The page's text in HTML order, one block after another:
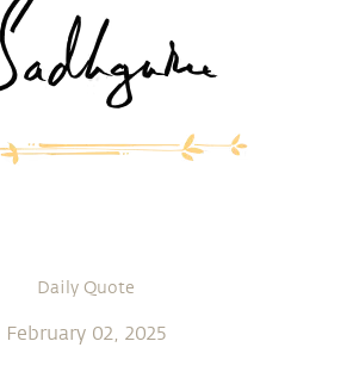
Daily Quote
February 02, 2025